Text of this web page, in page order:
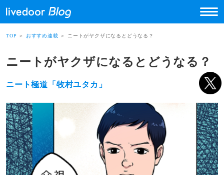
TOP ＞ おすすめ連載 ＞ ニートがヤクザになるとどうなる？
ニートがヤクザになるとどうなる？
ニート極道「牧村ユタカ」